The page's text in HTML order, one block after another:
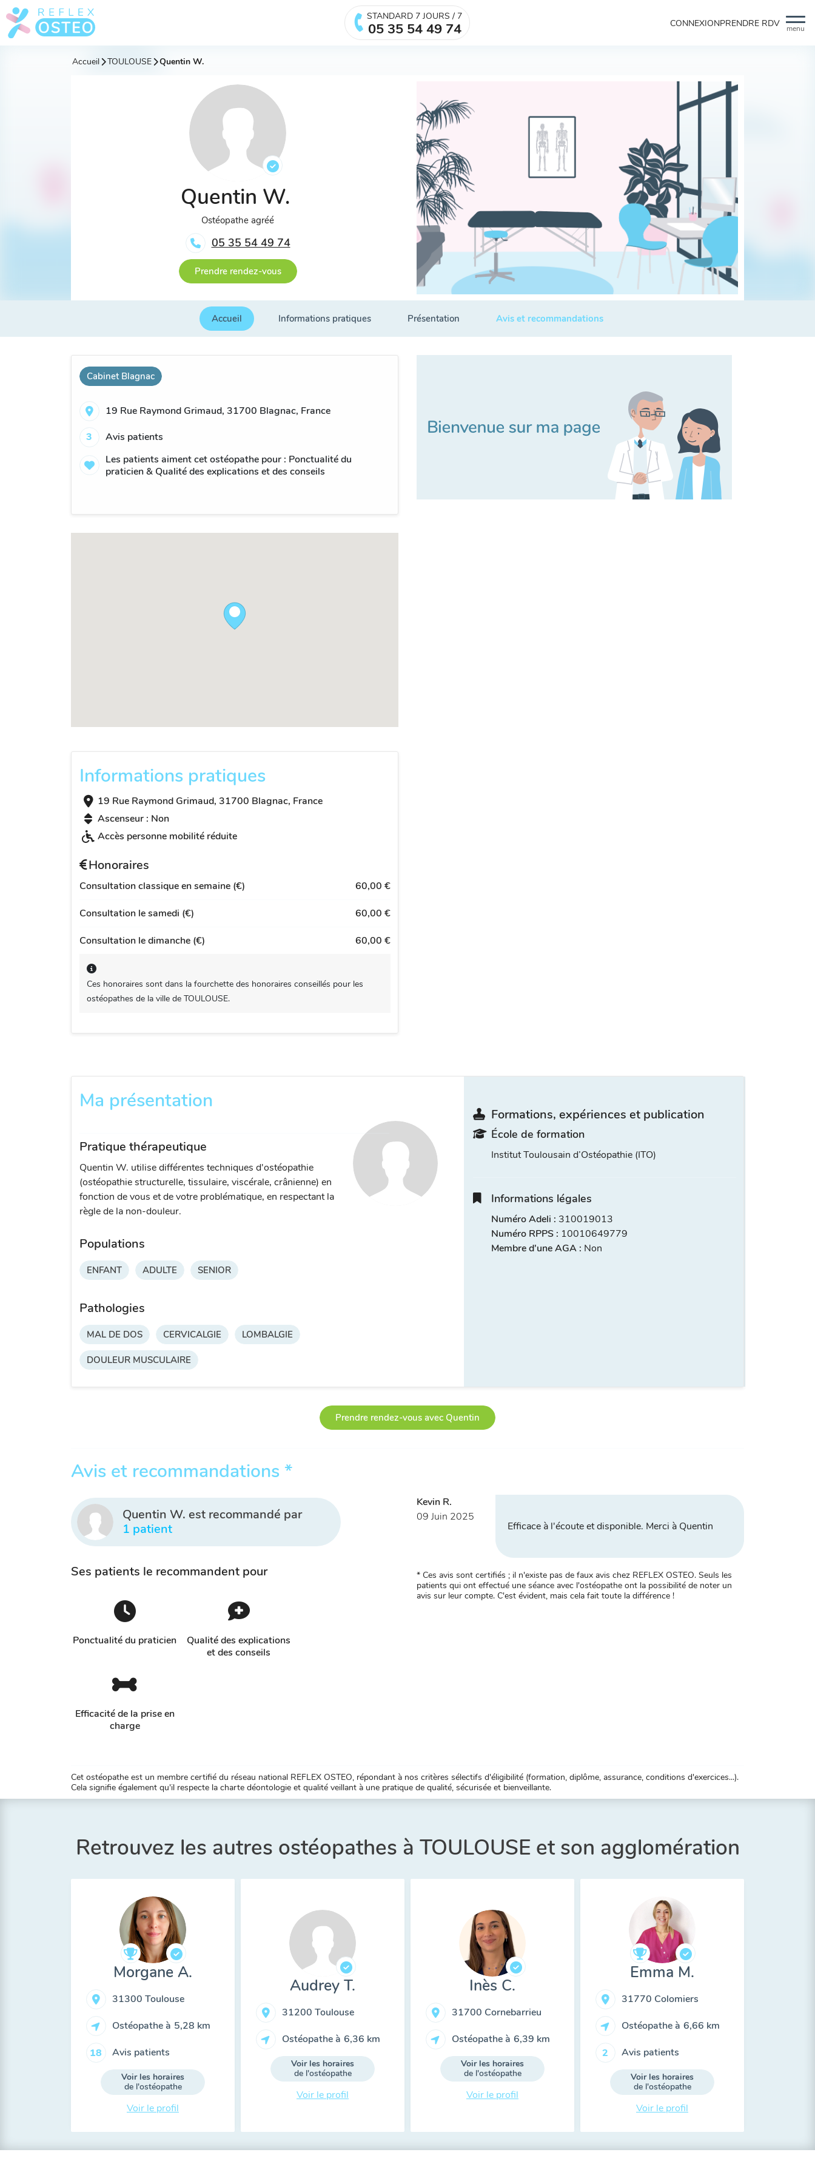
menu
STANDARD 7 JOURS / 7
05 35 54 49 74 CONNEXIONPRENDRE RDV
Accueil TOULOUSE Quentin W.
Quentin W.
Ostéopathe agréé
05 35 54 49 74
Prendre rendez-vous
Accueil Informations pratiques Présentation Avis et recommandations
Cabinet Blagnac
19 Rue Raymond Grimaud, 31700 Blagnac, France
3
Avis patients
Les patients aiment cet ostéopathe pour : Ponctualité du
praticien & Qualité des explications et des conseils
Informations pratiques
19 Rue Raymond Grimaud, 31700 Blagnac, France
Ascenseur : Non
Accès personne mobilité réduite
Honoraires
Consultation classique en semaine (€) 60,00 €
Consultation le samedi (€) 60,00 €
Consultation le dimanche (€) 60,00 €
Ces honoraires sont dans la fourchette des honoraires conseillés pour les
ostéopathes de la ville de TOULOUSE.
Ma présentation
Pratique thérapeutique
Quentin W. utilise différentes techniques d'ostéopathie
(ostéopathie structurelle, tissulaire, viscérale, crânienne) en
fonction de vous et de votre problématique, en respectant la
règle de la non-douleur.
Populations
ENFANT ADULTE SENIOR
Pathologies
MAL DE DOS CERVICALGIE LOMBALGIE
DOULEUR MUSCULAIRE
Formations, expériences et publication
École de formation
Institut Toulousain d’Ostéopathie (ITO)
Informations légales
Numéro Adeli : 310019013
Numéro RPPS : 10010649779
Membre d'une AGA : Non
Prendre rendez-vous avec Quentin
Avis et recommandations *
Quentin W. est recommandé par
1 patient
Ses patients le recommandent pour
Ponctualité du praticien
Qualité des explications
et des conseils
Efficacité de la prise en
charge
Kevin R.
09 Juin 2025
Efficace à l'écoute et disponible. Merci à Quentin
* Ces avis sont certifiés ; il n'existe pas de faux avis chez REFLEX OSTEO. Seuls les
patients qui ont effectué une séance avec l'ostéopathe ont la possibilité de noter un
avis sur leur compte. C'est évident, mais cela fait toute la différence !
Cet ostéopathe est un membre certifié du réseau national REFLEX OSTEO, répondant à nos critères sélectifs d'éligibilité (formation, diplôme, assurance, conditions d'exercices...).
Cela signifie également qu'il respecte la charte déontologie et qualité veillant à une pratique de qualité, sécurisée et bienveillante.
Retrouvez les autres ostéopathes à TOULOUSE et son agglomération
Morgane A.
31300 Toulouse
Ostéopathe à 5,28 km
18 Avis patients
Voir les horaires
de l'ostéopathe
Voir le profil
Audrey T.
31200 Toulouse
Ostéopathe à 6,36 km
Voir les horaires
de l'ostéopathe
Voir le profil
Inès C.
31700 Cornebarrieu
Ostéopathe à 6,39 km
Voir les horaires
de l'ostéopathe
Voir le profil
Emma M.
31770 Colomiers
Ostéopathe à 6,66 km
2 Avis patients
Voir les horaires
de l'ostéopathe
Voir le profil